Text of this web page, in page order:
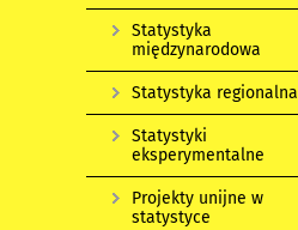
Statystyka
międzynarodowa
Statystyka regionalna
Statystyki
eksperymentalne
Projekty unijne w
statystyce